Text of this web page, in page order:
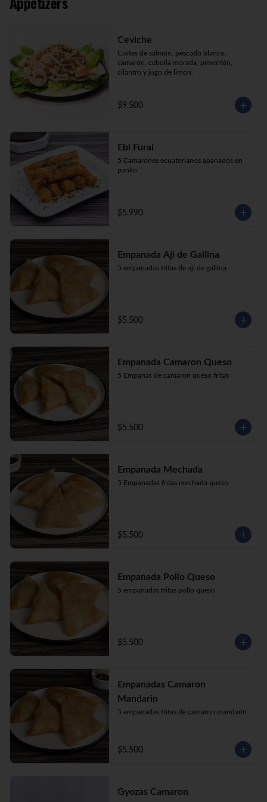
Katsu Roll (10) Pollo, queso crema,
cebollín, apanado en panko.
Ceviche
Cortes de salmón, pescado blanco,
camarón, cebolla morada, pimentón,
cilantro y jugo de limón.
$9.500
Ebi Furai
5 Camarones ecuatorianos apanados en
panko.
$5.990
Empanada Aji de Gallina
5 empanadas fritas de aji de gallina
$5.500
Empanada Camaron Queso
5 Empanas de camaron queso fritas
$5.500
Empanada Mechada
5 Empanadas fritas mechada queso
$5.500
Empanada Pollo Queso
5 empanadas fritas pollo queso
$5.500
Empanadas Camaron
Mandarin
5 empanadas fritas de camaron mandarin
$5.500
Gyozas Camaron